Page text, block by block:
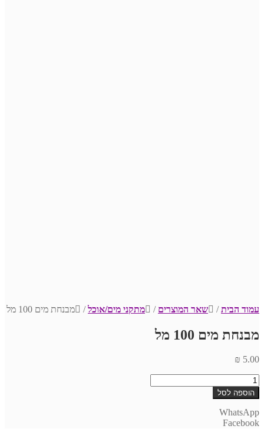
עמוד הבית/ שאר המוצרים / מתקני מים/אוכל/ מבנחת מים 100 מל
מבנחת מים 100 מל
₪ 5.00
כמות
של
מבנחת
מים
100
הוספה לסל
WhatsApp
Facebook